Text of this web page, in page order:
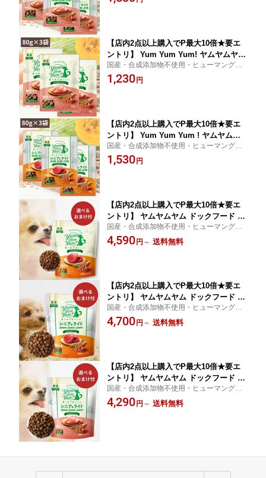
の食事と同じ衛生レベルのペットフード専
【店内2点以上購入でP最大10倍★要エ
ントリ】 Yum Yum Yum! ヤムヤムヤム
チキン やわらかドライタイプ ( 80g ×3)
ちょこっとパック 犬 犬用 ドッグフード
国産・合成添加物不使用・ヒューマングレ
ード人間の食事と同じ食材を使って、人間
の食事と同じ衛生レベルのペットフード専
1,230 円
【店内2点以上購入でP最大10倍★要エ
ントリ】 Yum Yum Yum ! ヤムヤムヤ
ム シニア & ライト 馬肉 やわらかドラ
イタイプ ( 80g ×3) ちょこっとパック お
国産・合成添加物不使用・ヒューマングレ
ード人間の食事と同じ食材を使って、人間
の食事と同じ衛生レベルのペットフード専
1,530 円
【店内2点以上購入でP最大10倍★要エ
ントリ】 ヤムヤムヤム ドックフード 馬
肉 やわらかドライタイプ 800g (80g×10)
Yum Yum Yum ! 犬 犬用 ドッグフード
国産・合成添加物不使用・ヒューマングレ
ード人間の食事と同じ食材を使って、人間
の食事と同じ衛生レベルのペットフード専
4,590 円 ～ 送料無料
【店内2点以上購入でP最大10倍★要エ
ントリ】 ヤムヤムヤム ドックフード シ
ニア & ライト 馬肉 やわらかドライタイ
プ 800g (80g ×10) 犬 犬用 ドッグフード
国産・合成添加物不使用・ヒューマングレ
ード人間の食事と同じ食材を使って、人間
の食事と同じ衛生レベルのペットフード専
4,700 円 ～ 送料無料
【店内2点以上購入でP最大10倍★要エ
ントリ】 ヤムヤムヤム ドックフード シ
ニア & ライト チキン やわらかドライタ
イプ 800g ( 80g ×10) 犬用 ヤムヤムヤム
国産・合成添加物不使用・ヒューマングレ
ード人間の食事と同じ食材を使って、人間
の食事と同じ衛生レベルのペットフード専
4,290 円 ～ 送料無料